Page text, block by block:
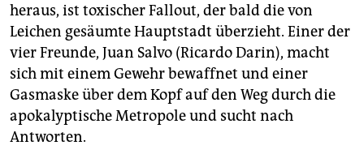
heraus, ist toxischer Fallout, der bald die von
Leichen gesäumte Hauptstadt überzieht. Einer der
vier Freunde, Juan Salvo (Ricardo Darin), macht
sich mit einem Gewehr bewaffnet und einer
Gasmaske über dem Kopf auf den Weg durch die
apokalyptische Metropole und sucht nach
Antworten.